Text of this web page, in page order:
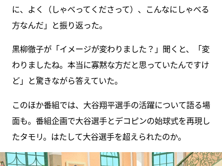
に、よく（しゃべってくださって）、こんなにしゃべる
方なんだ」と振り返った。
黒柳徹子が「イメージが変わりました？」聞くと、「変
わりましたね。本当に寡黙な方だと思っていたんですけ
ど」と驚きながら答えていた。
このほか番組では、大谷翔平選手の活躍について語る場
面も。番組企画で大谷選手とデコピンの始球式を再現し
たタモリ。はたして大谷選手を超えられたのか。